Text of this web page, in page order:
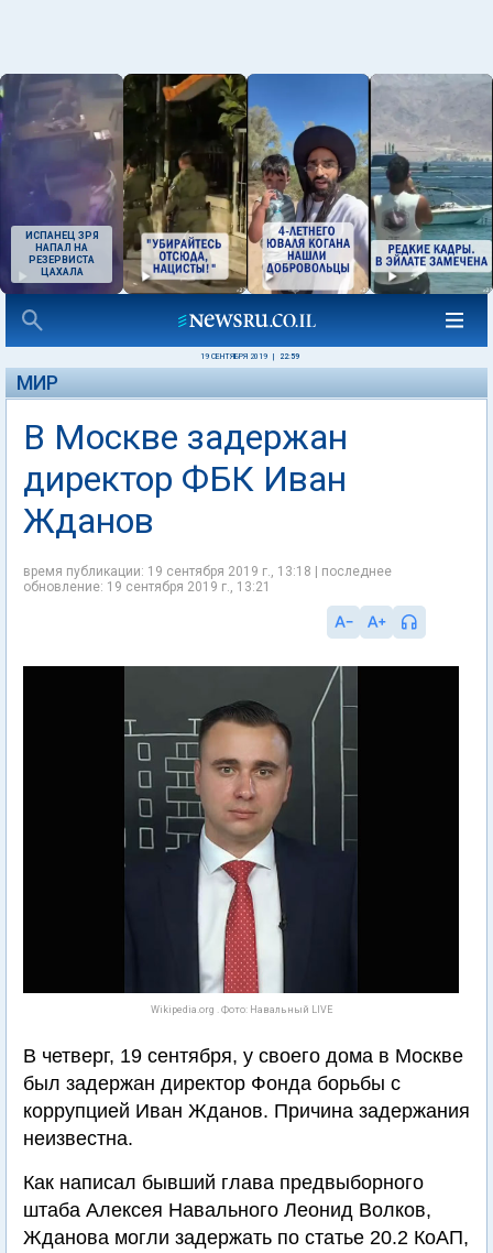
ИСПАНЕЦ ЗРЯ
НАПАЛ НА
РЕЗЕРВИСТА
ЦАХАЛА
19 СЕНТЯБРЯ 2019 22:59
МИР
В Москве задержан
директор ФБК Иван
Жданов
время публикации: 19 сентября 2019 г., 13:18 | последнее
обновление: 19 сентября 2019 г., 13:21
Wikipedia.org . Фото: Навальный LIVE
В четверг, 19 сентября, у своего дома в Москве
был задержан директор Фонда борьбы с
коррупцией Иван Жданов. Причина задержания
неизвестна.
Как написал бывший глава предвыборного
штаба Алексея Навального Леонид Волков,
Жданова могли задержать по статье 20.2 КоАП,